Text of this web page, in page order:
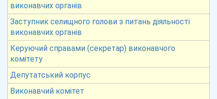
виконавчих органів
Заступник селищного голови з питань діяльності
виконавчих органів
Керуючий справами (секретар) виконавчого
комітету
Депутатський корпус
Виконавчий комітет